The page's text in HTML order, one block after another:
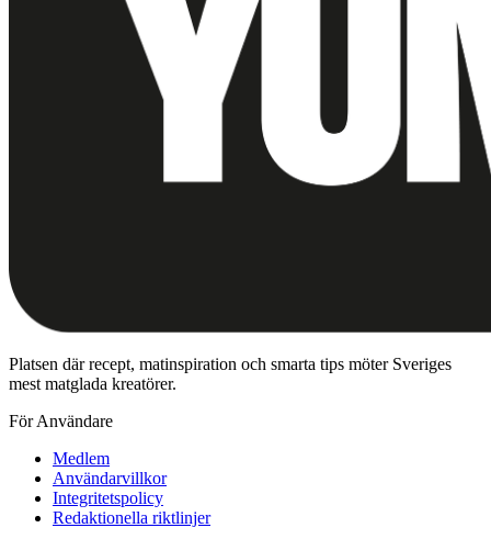
Platsen där recept, matinspiration och smarta tips möter Sveriges
mest matglada kreatörer.
För Användare
Medlem
Användarvillkor
Integritetspolicy
Redaktionella riktlinjer